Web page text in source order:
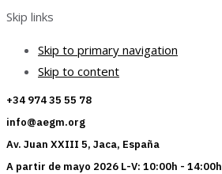
Skip links
Skip to primary navigation
Skip to content
+34 974 35 55 78
info@aegm.org
Av. Juan XXIII 5, Jaca, España
A partir de mayo 2026 L-V: 10:00h - 14:00h